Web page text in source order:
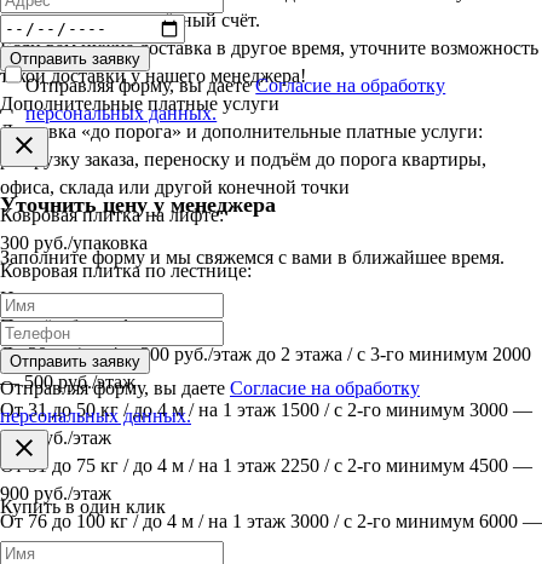
оплаты на наш расчётный счёт.
Если вам нужна доставка в другое время, уточните возможность
такой доставки у нашего менеджера!
Дополнительные платные услуги
Доставка «до порога» и дополнительные платные услуги:
разгрузку заказа, переноску и подъём до порога квартиры,
офиса, склада или другой конечной точки
Ковровая плитка на лифте:
300 руб./упаковка
Ковровая плитка по лестнице:
Индивидуально
Подъём без лифта:
До 30 кг / до 4 м 300 руб./этаж до 2 этажа / с 3-го минимум 2000
— 500 руб./этаж
От 31 до 50 кг / до 4 м / на 1 этаж 1500 / с 2-го минимум 3000 —
600 руб./этаж
От 51 до 75 кг / до 4 м / на 1 этаж 2250 / с 2-го минимум 4500 —
900 руб./этаж
От 76 до 100 кг / до 4 м / на 1 этаж 3000 / с 2-го минимум 6000 —
1200 руб./этаж
Отправить заявку
Отправляя форму, вы даетеСогласие на обработку
персональных данных.
Уточнить цену у менеджера
Заполните форму и мы свяжемся с вами в ближайшее время.
Отправить заявку
Отправляя форму, вы даете Согласие на обработку
персональных данных.
Купить в один клик